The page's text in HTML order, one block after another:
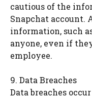
cautious of the
Snapchat account.
information, such
anyone, even if
employee.
9. Data Breaches
Data breaches